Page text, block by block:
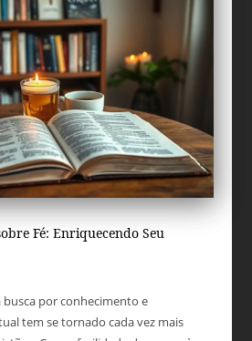
Fé: Enriquecendo Seu
busca por conhecimento e
tem se tornado cada vez mais